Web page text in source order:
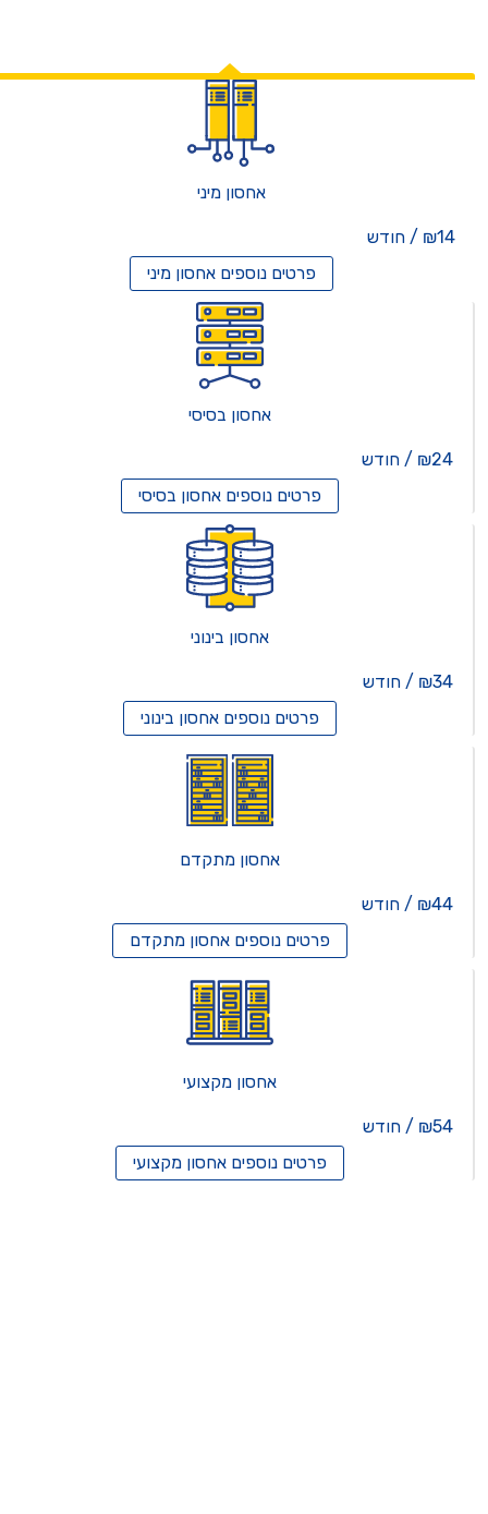
אחסון מיני
₪14 / חודש
פרטים נוספיםאחסון מיני
אחסון בסיסי
₪24 / חודש
פרטים נוספיםאחסון בסיסי
אחסון בינוני
₪34 / חודש
פרטים נוספיםאחסון בינוני
אחסון מתקדם
₪44 / חודש
פרטים נוספיםאחסון מתקדם
אחסון מקצועי
₪54 / חודש
פרטים נוספיםאחסון מקצועי